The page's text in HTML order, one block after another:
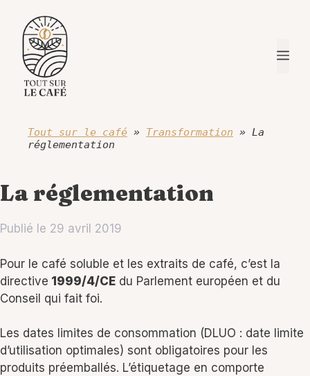
contenu
Tout sur le café » Transformation » La
réglementation
La réglementation
Publié le 29 avril 2019
Pour le café soluble et les extraits de café, c’est la
directive 1999/4/CE du Parlement européen et du
Conseil qui fait foi.
Les dates limites de consommation (DLUO : date limite
d’utilisation optimales) sont obligatoires pour les
produits préemballés. L’étiquetage en comporte